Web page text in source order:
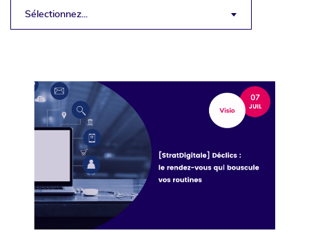
Sélectionnez...